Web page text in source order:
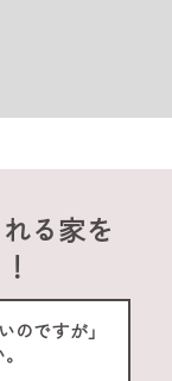
る家を
のですが」